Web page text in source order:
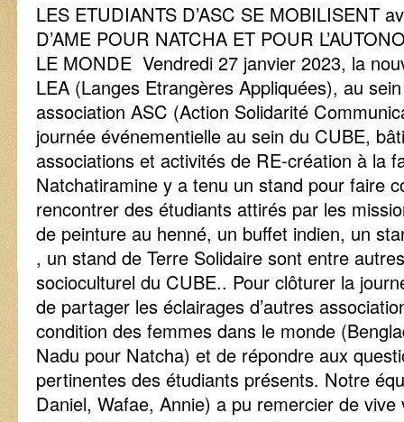
LES ETUDIANTS D’ASC SE MOBILISENT
D’AME POUR NATCHA ET POUR
LE MONDE Vendredi 27 janvier 2023, la
LEA (Langes Etrangères Appliquées), au
association ASC (Action Solidarité
journée événementielle au sein du CUBE,
associations et activités de RE-création à la
Natchatiramine y a tenu un stand pour faire
rencontrer des étudiants attirés par les
de peinture au henné, un buffet indien, un
, un stand de Terre Solidaire sont entre
socioculturel du CUBE.. Pour clôturer la
de partager les éclairages d’autres
condition des femmes dans le monde
Nadu pour Natcha) et de répondre aux
pertinentes des étudiants présents. Notre
Daniel, Wafae, Annie) a pu remercier de